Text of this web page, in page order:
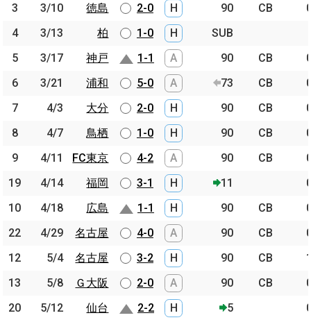
3
3/10 徳島 2-0 H 90 CB
4
3/13 柏 1-0 H
SUB
5
3/17 神戸 1-1 A 90 CB
6
3/21 浦和 5-0 A 73 CB
7
4/3 大分 2-0 H 90 CB
8
4/7 鳥栖 1-0 H 90 CB
9
4/11 FC東京 4-2 A 90 CB
19
4/14 福岡 3-1 H 11
10
4/18 広島 1-1 H 90 CB
22
4/29 名古屋 4-0 A 90 CB
12
5/4 名古屋 3-2 H 90 CB
13
5/8 Ｇ大阪 2-0 A 90 CB
20
5/12 仙台 2-2 H 5
3
3/10
徳島
4
3/13
柏
5
3/17
神戸
6
3/21
浦和
7
4/3
大分
8
4/7
鳥栖
9
4/11
FC東京
19
4/14
福岡
10
4/18
広島
22
4/29
名古屋
12
5/4
名古屋
13
5/8
Ｇ大阪
20
5/12
仙台